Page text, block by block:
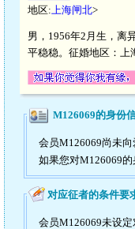
地区:上海闸北>
男，1956年2月生，离
平稳稳。征婚地区：上
M126069的身份
会员M126069尚未
如果您对M126069
对应征者的条件要
会员M126069未设定